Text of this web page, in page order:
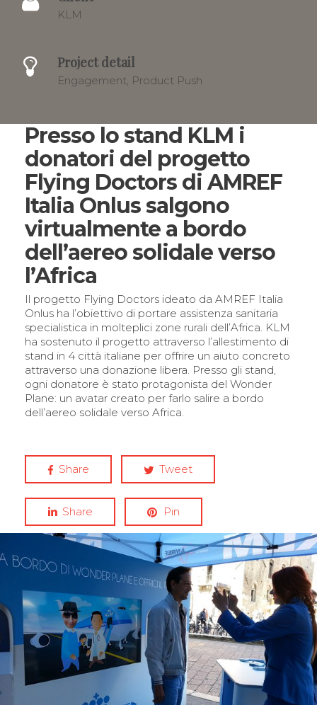
KLM
Project detail
Engagement, Product Push
Presso lo stand KLM i
donatori del progetto
Flying Doctors di AMREF
Italia Onlus salgono
virtualmente a bordo
dell’aereo solidale verso
l’Africa
Il progetto Flying Doctors ideato da AMREF Italia
Onlus ha l’obiettivo di portare assistenza sanitaria
specialistica in molteplici zone rurali dell’Africa. KLM
ha sostenuto il progetto attraverso l’allestimento di
stand in 4 città italiane per offrire un aiuto concreto
attraverso una donazione libera. Presso gli stand,
ogni donatore è stato protagonista del Wonder
Plane: un avatar creato per farlo salire a bordo
dell’aereo solidale verso Africa.
Share Tweet
Share Pin